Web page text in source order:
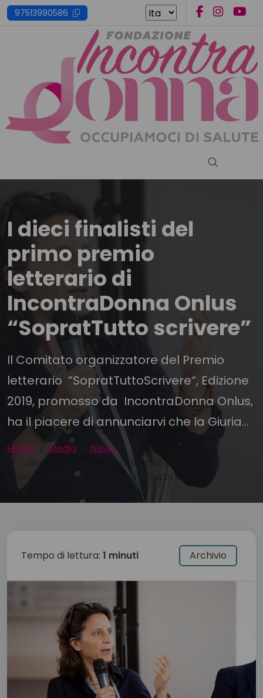
Skip
to
97513990586
Cerca nel
I dieci finalisti del
primo premio
letterario di
IncontraDonna Onlus
“SopratTutto scrivere”
Il Comitato organizzatore del Premio
letterario “SopratTuttoScrivere“, Edizione
2019, promosso da IncontraDonna Onlus,
ha il piacere di annunciarvi che la Giuria...
Home Media
News
I dieci finalisti del primo premio letterario di
IncontraDonna Onlus “SopratTutto scrivere”
Tempo di lettura: 1 minuti Archivio